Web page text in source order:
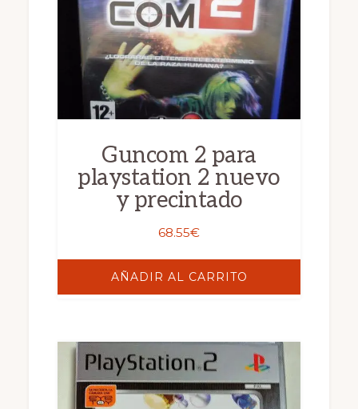
Guncom 2 para
playstation 2 nuevo
y precintado
68.55€
AÑADIR AL CARRITO